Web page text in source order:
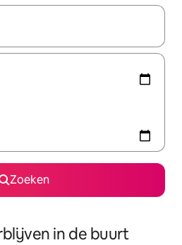
zijn, maak je een keuze
Zoeken
in de buurt